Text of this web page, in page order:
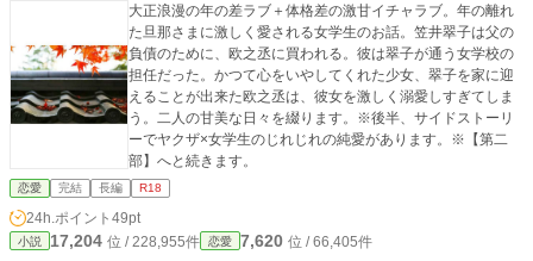
語。 ■ 倉田 真由（くらた まゆ） 181cmの長身と恵まれた体
格を持つ、元・天才スパイカー。 インドアバレーの厳しい名
門校で理不尽な体罰と嫉妬に晒され、心を完全に壊してしま
った。過去のトラウマから自己肯定感が極端に低く、強引に
ペアを組まされた夏帆から与えられる痛みを伴う「罰」にす
ら、自分への強烈な執着と愛情を見出し、泥沼のように依存
していく。 ■ 日高 夏帆（ひだか かほ） 太陽のように眩し
く、砂の上を縦横無尽に駆け回る小柄なレシーバー。インド
ア時代は天才的なセッターだった。 表向きは責任感が強く真
する「ドス黒い独占欲」を飼っている。「自分がいなければ
ダメな身体」になるよう、密室での過激なお仕置きを通して
大正浪漫の年の差ラブ＋体格差の激甘イチャラブ。年の離れ
た旦那さまに激しく愛される女学生のお話。笠井翠子は父の
負債のために、欧之丞に買われる。彼は翠子が通う女学校の
担任だった。かつて心をいやしてくれた少女、翠子を家に迎
えることが出来た欧之丞は、彼女を激しく溺愛しすぎてしま
う。二人の甘美な日々を綴ります。※後半、サイドストーリ
ーでヤクザ×女学生のじれじれの純愛があります。※【第二
部】へと続きます。
恋愛 完結 長編 R18
24h.ポイント 49pt
小説 17,204 位 / 228,955件 恋愛 7,620 位 / 66,405件